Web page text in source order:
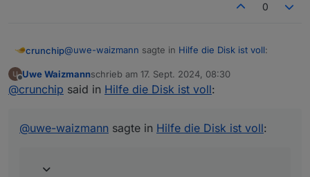
0
crunchip@uwe-waizmann sagte in Hilfe die Disk ist voll:
was mache ich da falsch
vllt mal ein
Uwe Waizmannschrieb am 17. Sept. 2024, 08:30
zuletzt editiert von
@crunchip said in Hilfe die Disk ist voll:
@uwe-waizmann sagte in Hilfe die Disk ist voll: